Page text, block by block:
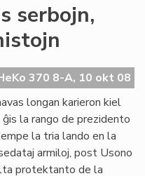
serbojn,
370 8-A, 10 okt 08
longan karieron kiel
la rango de prezidento
la tria lando en la
armiloj, post Usono
protektanto de la